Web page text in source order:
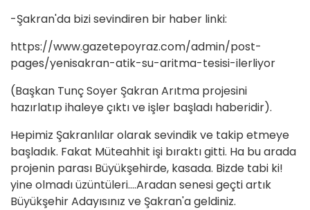
-Şakran'da bizi sevindiren bir haber linki:
https://www.gazetepoyraz.com/admin/post-
pages/yenisakran-atik-su-aritma-tesisi-ilerliyor
(Başkan Tunç Soyer Şakran Arıtma projesini
hazırlatıp ihaleye çıktı ve işler başladı haberidir).
Hepimiz Şakranlılar olarak sevindik ve takip etmeye
başladık. Fakat Müteahhit işi bıraktı gitti. Ha bu arada
projenin parası Büyükşehirde, kasada. Bizde tabi ki!
yine olmadı üzüntüleri....Aradan senesi geçti artık
Büyükşehir Adayısınız ve Şakran'a geldiniz.